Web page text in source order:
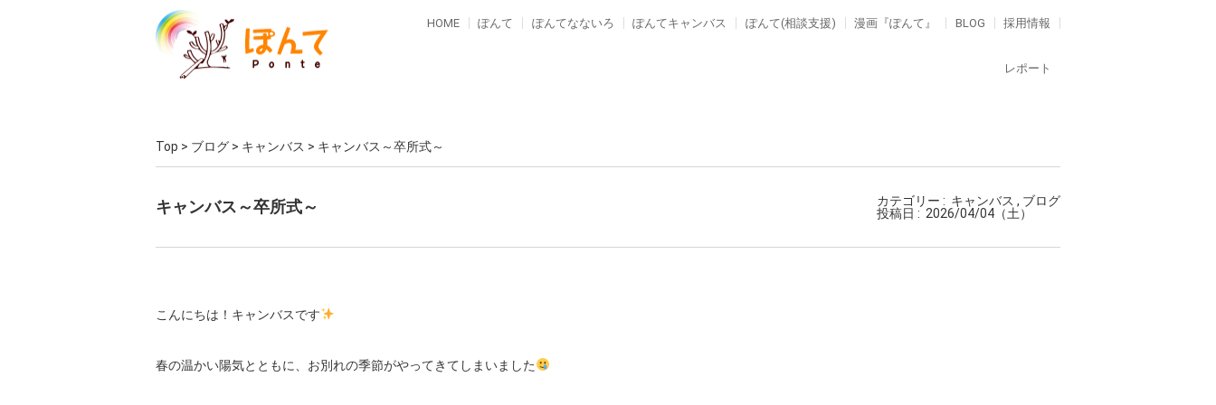
HOME ぽんて ぽんてなないろ ぽんてキャンバス ぽんて(相談支援) 漫画『ぽんて』 BLOG 採用情報
レポート
Top > ブログ > キャンバス > キャンバス～卒所式～
キャンバス～卒所式～ カテゴリー : キャンバス , ブログ
投稿日 : 2026/04/04（土）
こんにちは！キャンバスです
春の温かい陽気とともに、お別れの季節がやってきてしまいました